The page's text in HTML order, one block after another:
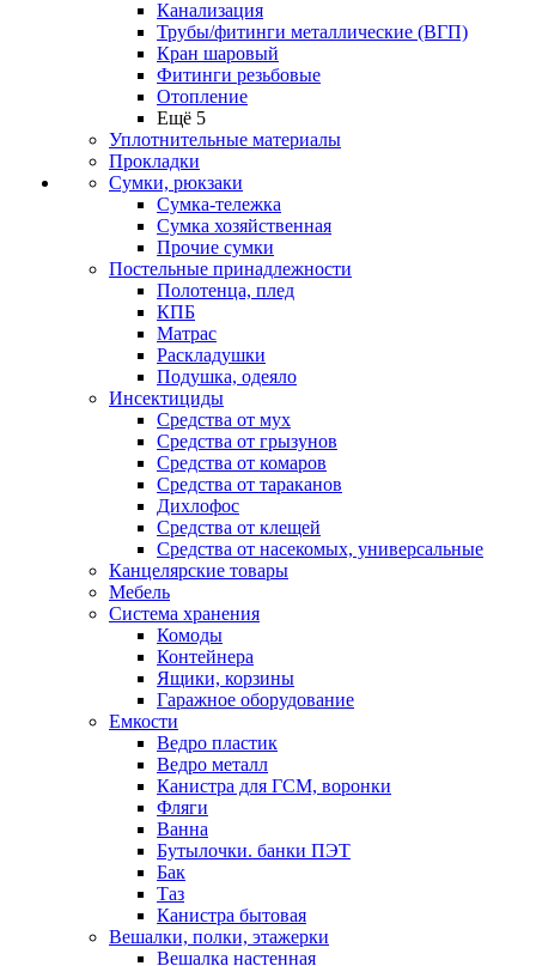
Канализация
Трубы/фитинги металлические (ВГП)
Кран шаровый
Фитинги резьбовые
Отопление
Ещё 5
Уплотнительные материалы
Прокладки
Сумки, рюкзаки
Сумка-тележка
Сумка хозяйственная
Прочие сумки
Постельные принадлежности
Полотенца, плед
КПБ
Матрас
Раскладушки
Подушка, одеяло
Инсектициды
Средства от мух
Средства от грызунов
Средства от комаров
Средства от тараканов
Дихлофос
Средства от клещей
Средства от насекомых, универсальные
Канцелярские товары
Мебель
Система хранения
Комоды
Контейнера
Ящики, корзины
Гаражное оборудование
Емкости
Ведро пластик
Ведро металл
Канистра для ГСМ, воронки
Фляги
Ванна
Бутылочки. банки ПЭТ
Бак
Таз
Канистра бытовая
Вешалки, полки, этажерки
Вешалка настенная